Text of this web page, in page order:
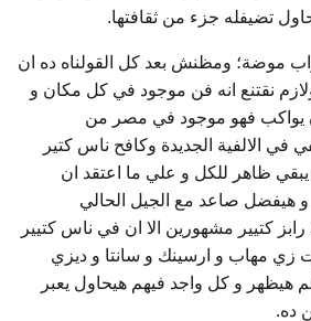
تضيفله جزء من ثقافتها.
موضة؛ ومظنش بعد كل القولناه ده ان
نقتنع انه فن موجود في كل مكان و
يواكب فهو موجود في مصر من
في الالفية الجديدة وكافح ناس كتير
يبقي ظاهر للكل و علي ما اعتقد ان
هيفضل صاعد مع الجيل الحالي
كتيير مشهورين الا ان في ناس كتيير
زي مهاب و ارسينك و سانتا و ديزي
هيظهر و كل واجد فيهم هيحاول يعبر
ده.